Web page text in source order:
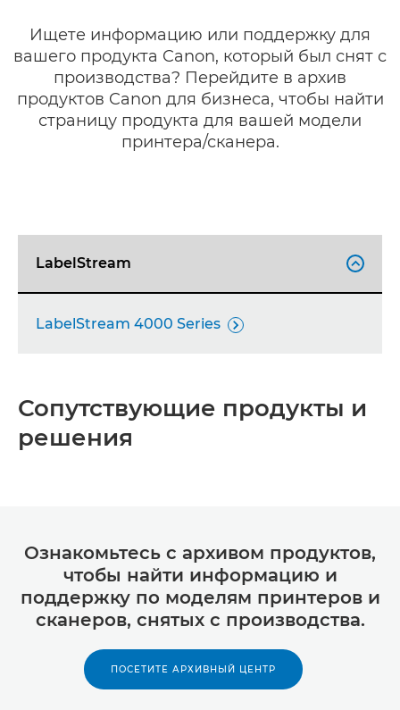
Ищете информацию или поддержку для
вашего продукта Canon, который был снят с
производства? Перейдите в архив
продуктов Canon для бизнеса, чтобы найти
страницу продукта для вашей модели
принтера/сканера.
LabelStream 
LabelStream 4000 Series 
Сопутствующие продукты и
решения
Ознакомьтесь с архивом продуктов,
чтобы найти информацию и
поддержку по моделям принтеров и
сканеров, снятых с производства.
ПОСЕТИТЕ АРХИВНЫЙ ЦЕНТР